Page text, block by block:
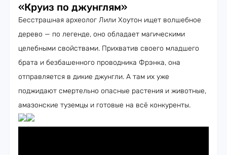
«Круиз по джунглям»
Бесстрашная археолог Лили Хоутон ищет волшебное
дерево — по легенде, оно обладает магическими
целебными свойствами. Прихватив своего младшего
брата и безбашенного проводника Фрэнка, она
отправляется в дикие джунгли. А там их уже
поджидают смертельно опасные растения и животные,
амазонские туземцы и готовые на всё конкуренты.